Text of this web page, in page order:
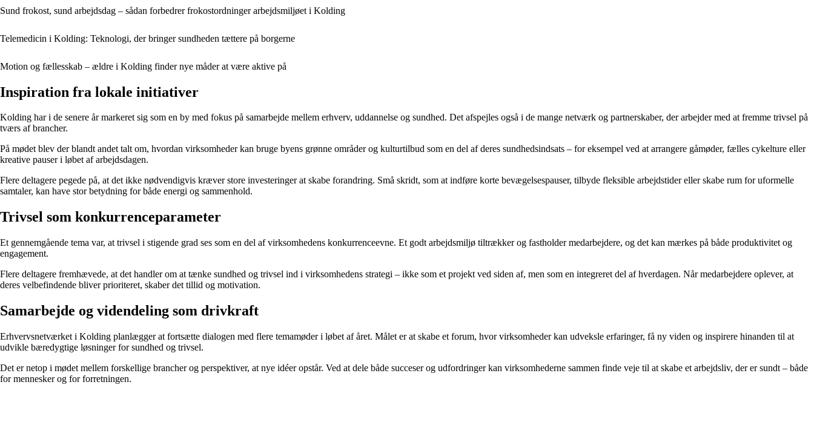
Sund frokost, sund arbejdsdag – sådan forbedrer frokostordninger arbejdsmiljøet i Kolding
Telemedicin i Kolding: Teknologi, der bringer sundheden tættere på borgerne
Motion og fællesskab – ældre i Kolding finder nye måder at være aktive på
Inspiration fra lokale initiativer
Kolding har i de senere år markeret sig som en by med fokus på samarbejde mellem erhverv, uddannelse og sundhed. Det afspejles også i de mange netværk og partnerskaber, der arbejder med at fremme trivsel på
tværs af brancher.
På mødet blev der blandt andet talt om, hvordan virksomheder kan bruge byens grønne områder og kulturtilbud som en del af deres sundhedsindsats – for eksempel ved at arrangere gåmøder, fælles cykelture eller
kreative pauser i løbet af arbejdsdagen.
Flere deltagere pegede på, at det ikke nødvendigvis kræver store investeringer at skabe forandring. Små skridt, som at indføre korte bevægelsespauser, tilbyde fleksible arbejdstider eller skabe rum for uformelle
samtaler, kan have stor betydning for både energi og sammenhold.
Trivsel som konkurrenceparameter
Et gennemgående tema var, at trivsel i stigende grad ses som en del af virksomhedens konkurrenceevne. Et godt arbejdsmiljø tiltrækker og fastholder medarbejdere, og det kan mærkes på både produktivitet og
engagement.
Flere deltagere fremhævede, at det handler om at tænke sundhed og trivsel ind i virksomhedens strategi – ikke som et projekt ved siden af, men som en integreret del af hverdagen. Når medarbejdere oplever, at
deres velbefindende bliver prioriteret, skaber det tillid og motivation.
Samarbejde og videndeling som drivkraft
Erhvervsnetværket i Kolding planlægger at fortsætte dialogen med flere temamøder i løbet af året. Målet er at skabe et forum, hvor virksomheder kan udveksle erfaringer, få ny viden og inspirere hinanden til at
udvikle bæredygtige løsninger for sundhed og trivsel.
Det er netop i mødet mellem forskellige brancher og perspektiver, at nye idéer opstår. Ved at dele både succeser og udfordringer kan virksomhederne sammen finde veje til at skabe et arbejdsliv, der er sundt – både
for mennesker og for forretningen.